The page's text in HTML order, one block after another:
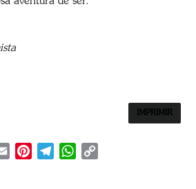
IMPRIMIR
Email PinterestTelegramWhatsApp